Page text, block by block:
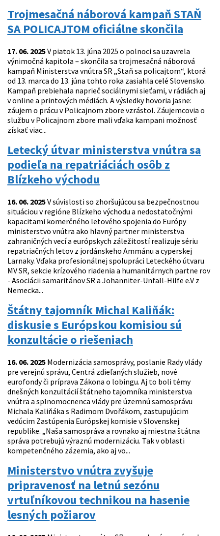
Trojmesačná náborová kampaň STAŇ
SA POLICAJTOM oficiálne skončila
17. 06. 2025V piatok 13. júna 2025 o polnoci sa uzavrela
výnimočná kapitola – skončila sa trojmesačná náborová
kampaň Ministerstva vnútra SR „Staň sa policajtom“, ktorá
od 13. marca do 13. júna tohto roka zasiahla celé Slovensko.
Kampaň prebiehala naprieč sociálnymi sieťami, v rádiách aj
v online a printových médiách. A výsledky hovoria jasne:
záujem o prácu v Policajnom zbore vzrástol. Záujemcovia o
službu v Policajnom zbore mali vďaka kampani možnosť
získať viac...
Letecký útvar ministerstva vnútra sa
podieľa na repatriáciách osôb z
Blízkeho východu
16. 06. 2025V súvislosti so zhoršujúcou sa bezpečnostnou
situáciou v regióne Blízkeho východu a nedostatočnými
kapacitami komerčného letového spojenia do Európy
ministerstvo vnútra ako hlavný partner ministerstva
zahraničných vecí a európskych záležitostí realizuje sériu
repatriačných letov z jordánskeho Ammánu a cyperskej
Larnaky. Vďaka profesionálnej spolupráci Leteckého útvaru
MV SR, sekcie krízového riadenia a humanitárnych partne rov
- Asociácii samaritánov SR a Johanniter-Unfall-Hilfe e.V z
Nemecka...
Štátny tajomník Michal Kaliňák:
diskusie s Európskou komisiou sú
konzultácie o riešeniach
16. 06. 2025 Modernizácia samosprávy, poslanie Rady vlády
pre verejnú správu, Centrá zdieľaných služieb, nové
eurofondy či príprava Zákona o lobingu. Aj to boli témy
dnešných konzultácií štátneho tajomníka ministerstva
vnútra a splnomocnenca vlády pre územnú samosprávu
Michala Kaliňáka s Radimom Dvořákom, zastupujúcim
vedúcim Zastúpenia Európskej komisie v Slovenskej
republike. „Naša samospráva a rovnako aj miestna štátna
správa potrebujú výraznú modernizáciu. Tak v oblasti
kompetenčného zázemia, ako aj vo...
Ministerstvo vnútra zvyšuje
pripravenosť na letnú sezónu
vrtuľníkovou technikou na hasenie
lesných požiarov